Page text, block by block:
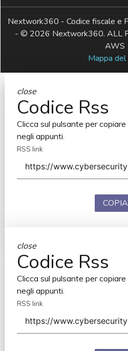
Nextwork360 - Codice fiscale
- © 2026 Nextwork360. ALL
AWS
Mappa
close
Codice Rss
Clicca sul pulsante per copiare
negli appunti.
RSS link
close
Codice Rss
Clicca sul pulsante per copiare
negli appunti.
RSS link